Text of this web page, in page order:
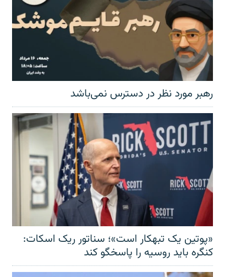
رهبر مورد نظر در دسترس نمی‌باشد
«پوتین یک تبهکار است»؛ سناتور ریک اسکات:
کنگره باید روسیه را پاسخگو کند